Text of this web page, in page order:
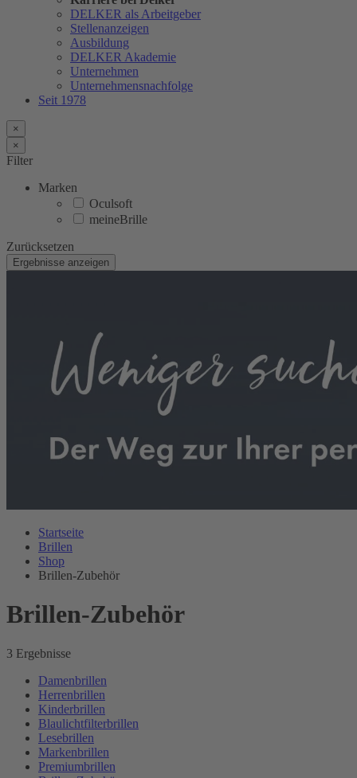
DELKER als Arbeitgeber
Stellenanzeigen
Ausbildung
DELKER Akademie
Unternehmen
Unternehmensnachfolge
Seit 1978
×
×
Filter
Marken
Oculsoft
meineBrille
Zurücksetzen
Ergebnisse anzeigen
Startseite
Brillen
Shop
Brillen-Zubehör
Brillen-Zubehör
3 Ergebnisse
Damenbrillen
Herrenbrillen
Kinderbrillen
Blaulichtfilterbrillen
Lesebrillen
Markenbrillen
Premiumbrillen